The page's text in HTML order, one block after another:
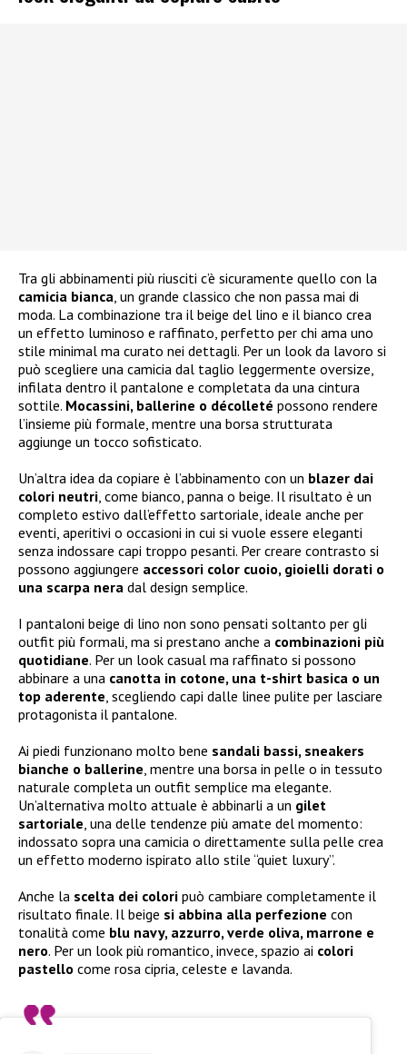
Tra gli abbinamenti più riusciti c’è sicuramente quello con la
camicia bianca , un grande classico che non passa mai di
moda. La combinazione tra il beige del lino e il bianco crea
un effetto luminoso e raffinato, perfetto per chi ama uno
stile minimal ma curato nei dettagli. Per un look da lavoro si
può scegliere una camicia dal taglio leggermente oversize,
infilata dentro il pantalone e completata da una cintura
sottile. Mocassini, ballerine o décolleté possono rendere
l’insieme più formale, mentre una borsa strutturata
aggiunge un tocco sofisticato.
Un’altra idea da copiare è l’abbinamento con un blazer dai
colori neutri , come bianco, panna o beige. Il risultato è un
completo estivo dall’effetto sartoriale, ideale anche per
eventi, aperitivi o occasioni in cui si vuole essere eleganti
senza indossare capi troppo pesanti. Per creare contrasto si
possono aggiungere accessori color cuoio, gioielli dorati o
una scarpa nera dal design semplice.
I pantaloni beige di lino non sono pensati soltanto per gli
outfit più formali, ma si prestano anche a combinazioni più
quotidiane. Per un look casual ma raffinato si possono
abbinare a una canotta in cotone, una t-shirt basica o un
top aderente , scegliendo capi dalle linee pulite per lasciare
protagonista il pantalone.
Ai piedi funzionano molto bene sandali bassi, sneakers
bianche o ballerine , mentre una borsa in pelle o in tessuto
naturale completa un outfit semplice ma elegante.
Un’alternativa molto attuale è abbinarli a un gilet
sartoriale , una delle tendenze più amate del momento:
indossato sopra una camicia o direttamente sulla pelle crea
un effetto moderno ispirato allo stile “quiet luxury”.
Anche la scelta dei colori può cambiare completamente il
risultato finale. Il beige si abbina alla perfezione con
tonalità come blu navy, azzurro, verde oliva, marrone e
nero. Per un look più romantico, invece, spazio ai colori
pastello come rosa cipria, celeste e lavanda.